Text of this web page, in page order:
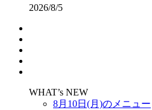
2026/8/5
WHAT’s NEW
8月10日(月)のメニュー